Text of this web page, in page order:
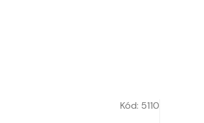
Kód: 5110